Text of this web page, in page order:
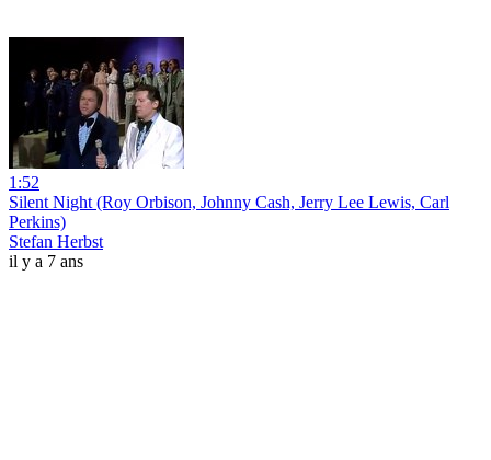
1:52
Silent Night (Roy Orbison, Johnny Cash, Jerry Lee Lewis, Carl
Perkins)
Stefan Herbst
il y a 7 ans